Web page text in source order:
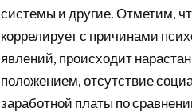
системы и другие. Отметим,
коррелирует с причинами
явлений, происходит
положением, отсутствие
заработной платы по